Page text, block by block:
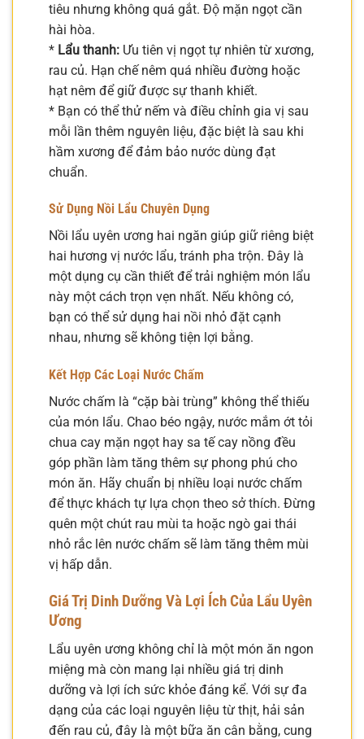
tiêu nhưng không quá gắt. Độ mặn ngọt cần
hài hòa.
* Lẩu thanh: Ưu tiên vị ngọt tự nhiên từ xương,
rau củ. Hạn chế nêm quá nhiều đường hoặc
hạt nêm để giữ được sự thanh khiết.
* Bạn có thể thử nếm và điều chỉnh gia vị sau
mỗi lần thêm nguyên liệu, đặc biệt là sau khi
hầm xương để đảm bảo nước dùng đạt
chuẩn.
Sử Dụng Nồi Lẩu Chuyên Dụng
Nồi lẩu uyên ương hai ngăn giúp giữ riêng biệt
hai hương vị nước lẩu, tránh pha trộn. Đây là
một dụng cụ cần thiết để trải nghiệm món lẩu
này một cách trọn vẹn nhất. Nếu không có,
bạn có thể sử dụng hai nồi nhỏ đặt cạnh
nhau, nhưng sẽ không tiện lợi bằng.
Kết Hợp Các Loại Nước Chấm
Nước chấm là “cặp bài trùng” không thể thiếu
của món lẩu. Chao béo ngậy, nước mắm ớt tỏi
chua cay mặn ngọt hay sa tế cay nồng đều
góp phần làm tăng thêm sự phong phú cho
món ăn. Hãy chuẩn bị nhiều loại nước chấm
để thực khách tự lựa chọn theo sở thích. Đừng
quên một chút rau mùi ta hoặc ngò gai thái
nhỏ rắc lên nước chấm sẽ làm tăng thêm mùi
vị hấp dẫn.
Giá Trị Dinh Dưỡng Và Lợi Ích Của Lẩu Uyên
Ương
Lẩu uyên ương không chỉ là một món ăn ngon
miệng mà còn mang lại nhiều giá trị dinh
dưỡng và lợi ích sức khỏe đáng kể. Với sự đa
dạng của các loại nguyên liệu từ thịt, hải sản
đến rau củ, đây là một bữa ăn cân bằng, cung